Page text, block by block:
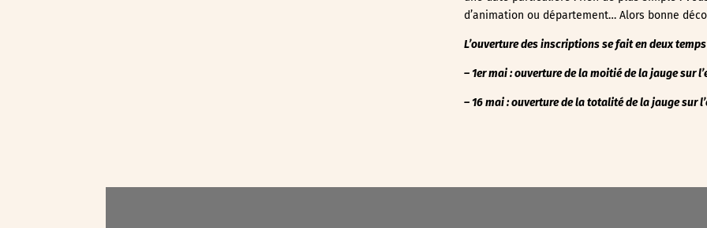
d’animation ou département… Alors bonne
L’ouverture des inscriptions se fait en deux
– 1er mai : ouverture de la moitié de la jauge sur
– 16 mai : ouverture de la totalité de la jaugesur